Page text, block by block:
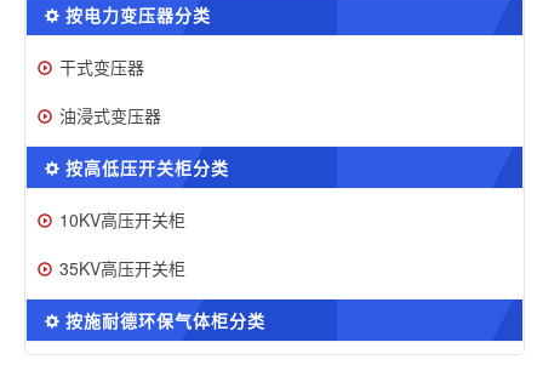
按电力变压器分类
干式变压器
油浸式变压器
按高低压开关柜分类
10KV高压开关柜
35KV高压开关柜
按施耐德环保气体柜分类